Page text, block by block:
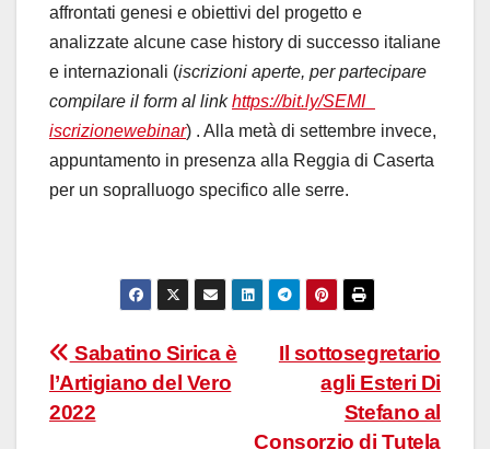
affrontati genesi e obiettivi del progetto e
analizzate alcune case history di successo italiane
e internazionali (iscrizioni aperte, per partecipare
compilare il form al link https://bit.ly/SEMI_
iscrizionewebinar) . Alla metà di settembre invece,
appuntamento in presenza alla Reggia di Caserta
per un sopralluogo specifico alle serre.
Navigazione
articoli
Il sottosegretario
agli Esteri Di
Stefano al
Consorzio di Tutela
Sabatino Sirica è
l’Artigiano del Vero
2022